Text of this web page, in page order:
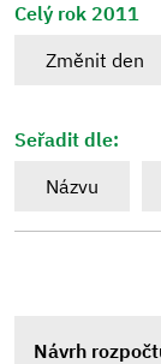
Celý rok 2011
Změnit den
Seřadit dle:
Názvu
Návrh